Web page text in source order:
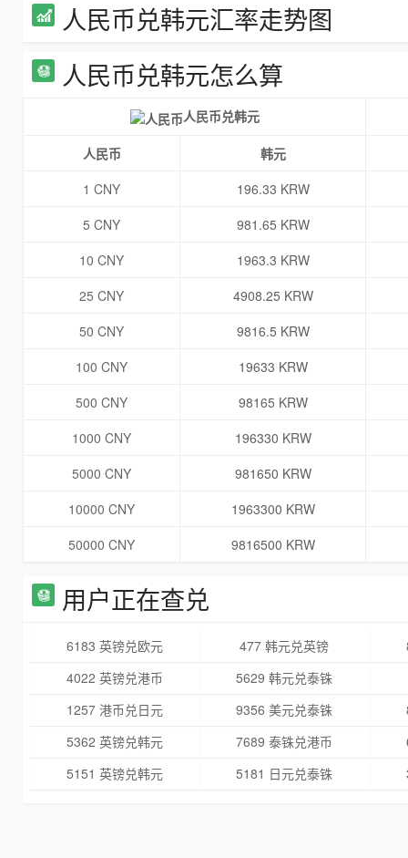
人民币兑韩元汇率走势图
人民币兑韩元怎么算
人民币兑韩元
人民币
韩元
1 CNY
196.33 KRW
5 CNY
981.65 KRW
10 CNY
1963.3 KRW
25 CNY
4908.25 KRW
50 CNY
9816.5 KRW
100 CNY
19633 KRW
500 CNY
98165 KRW
1000 CNY
196330 KRW
5000 CNY
981650 KRW
10000 CNY
1963300 KRW
50000 CNY
9816500 KRW
用户正在查兑
6183 英镑兑欧元 477 韩元兑英镑
4022 英镑兑港币
5629 韩元兑泰铢
1257 港币兑日元
9356 美元兑泰铢
5362 英镑兑韩元
7689 泰铢兑港币
5151 英镑兑韩元
5181 日元兑泰铢